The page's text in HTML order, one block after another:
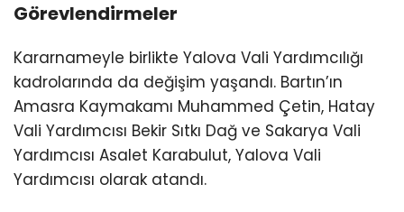
Görevlendirmeler
Kararnameyle birlikte Yalova Vali Yardımcılığı
kadrolarında da değişim yaşandı. Bartın’ın
Amasra Kaymakamı Muhammed Çetin, Hatay
Vali Yardımcısı Bekir Sıtkı Dağ ve Sakarya Vali
Yardımcısı Asalet Karabulut, Yalova Vali
Yardımcısı olarak atandı.